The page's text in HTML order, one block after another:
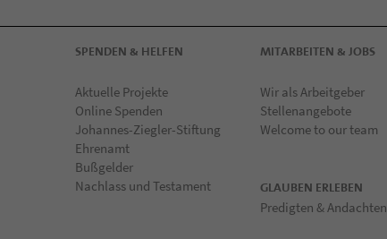
SPENDEN & HELFEN
Aktuelle Projekte
Online Spenden
Johannes-Ziegler-Stiftung
Ehrenamt
Bußgelder
Nachlass und Testament
MITARBEITEN & JOBS
Wir als Arbeitgeber
Stellenangebote
Welcome to our team
GLAUBEN ERLEBEN
Predigten & Andachten